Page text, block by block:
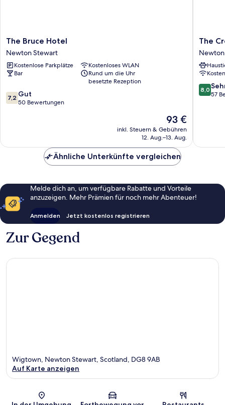
The
Bruce
Hotel
Newton
Stewart
The Bruce Hotel
Newton Stewart
Kostenlose Parkplätze
Kostenloses WLAN
Bar
Rund um die Uhr
besetzte Rezeption
7.2
von
7,2 Gut
50 Bewertungen
Der
Preis
beträgt
93 €
inkl. Steuern & Gebühren
12. Aug.–13. Aug.
The
Crown
Hotel
Newton
Stewart
The
8.0
von
8,0
57
Ähnliche Unterkünfte vergleichen
Melde dich an, um verfügbare Rabatte und Vorteile
anzuzeigen. Mehr Prämien für noch mehr Abenteuer!
Anmelden Jetzt kostenlos registrieren
Zur Gegend
Karte
Wigtown, Newton Stewart, Scotland, DG8 9AB
Auf Karte anzeigen